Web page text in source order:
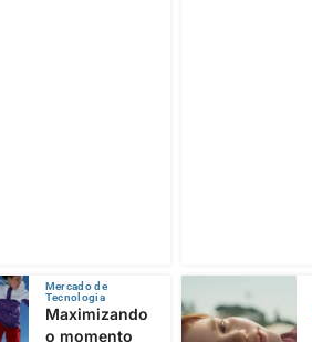
Mercado de
Tecnologia
Maximizando
o momento